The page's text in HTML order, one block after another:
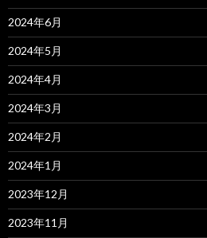
2024年6月
2024年5月
2024年4月
2024年3月
2024年2月
2024年1月
2023年12月
2023年11月